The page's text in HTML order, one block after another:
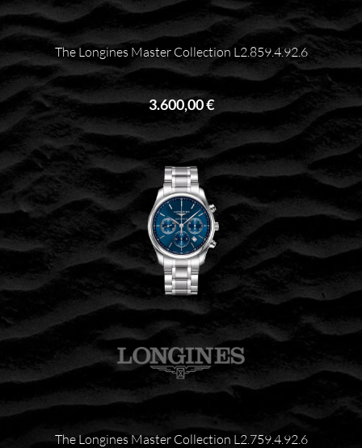
The Longines Master Collection L2.859.4.92.6
3.600,00 €
The Longines Master Collection L2.759.4.92.6